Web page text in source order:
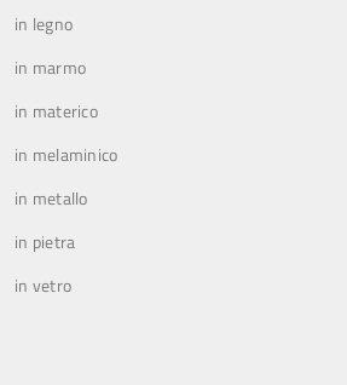
in legno
in marmo
in materico
in melaminico
in metallo
in pietra
in vetro